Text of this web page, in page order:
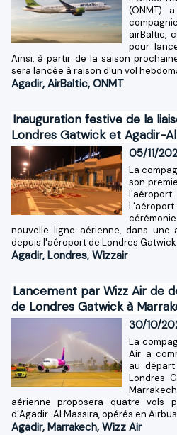
(ONMT)
airBaltic,
pour
Ainsi, à partir de la saison
sera lancée à raison d'un vol
Agadir, AirBaltic, ONMT
Inauguration festive de la
Londres Gatwick et Agadir-
05/11/
La
son
nouvelle ligne aérienne, dans une
depuis l'aéroport de Londres
Agadir, Londres, Wizzair
Lancement par Wizz Air de
de Londres Gatwick à
30/10/
La
Air a
au
aérienne proposera quatre vols
d’Agadir-Al Massira, opérés en Airbus
Agadir, Marrakech, Wizz Air